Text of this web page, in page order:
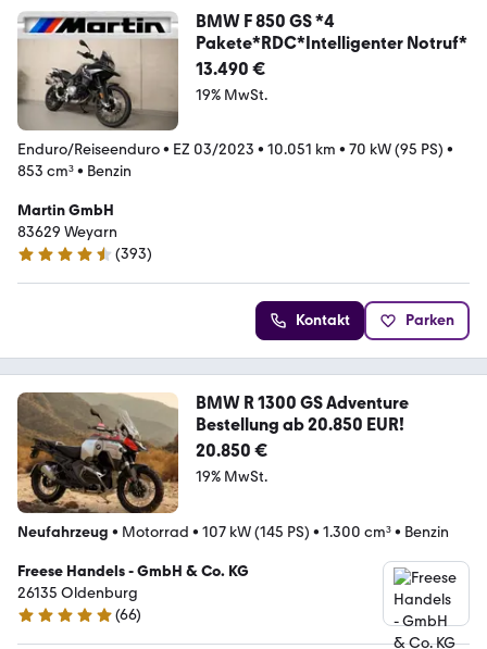
BMW F 850 GS *4
Pakete*RDC*Intelligenter Notruf*
13.490 €
19% MwSt.
Enduro/Reiseenduro• EZ 03/2023 • 10.051 km • 70 kW (95 PS) •
853 cm³• Benzin
Martin GmbH
83629 Weyarn
4.6 Sterne
(393)
Kontakt Parken
BMW R 1300 GS Adventure
Bestellung ab 20.850 EUR!
20.850 €
19% MwSt.
Neufahrzeug • Motorrad • 107 kW (145 PS) • 1.300 cm³• Benzin
Freese Handels - GmbH & Co. KG
26135 Oldenburg
4.9 Sterne
(66)